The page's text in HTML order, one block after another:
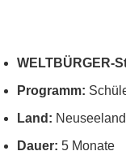
WELTBÜRGER-
Programm:
Land: Neuseeland
Dauer: 5 Monate